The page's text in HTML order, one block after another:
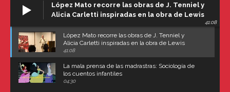
López Mato recorre las obras de J. Tenniel y
Alicia Carletti inspiradas en la obra de Lewis
41:08
López Mato recorre las obras de J. Tenniel y
Alicia Carletti inspiradas en la obra de Lewis
Carroll
41:08
La mala prensa de las madrastras: Sociología de
los cuentos infantiles
04:30